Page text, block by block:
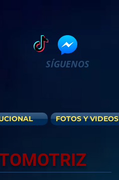
SÍGUENOS
FOTOS Y VIDEOS